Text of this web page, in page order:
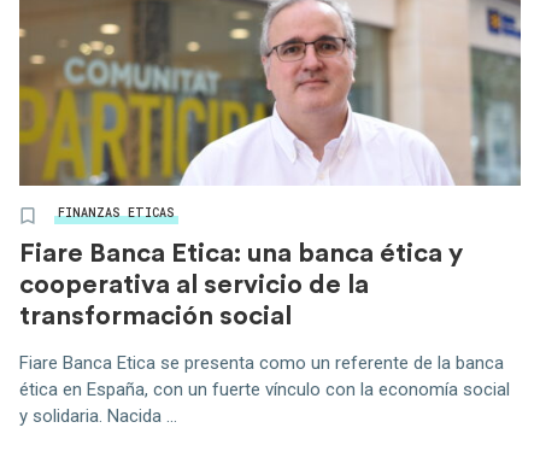
FINANZAS ETICAS
Fiare Banca Etica: una banca ética y
cooperativa al servicio de la
transformación social
Fiare Banca Etica se presenta como un referente de la banca
ética en España, con un fuerte vínculo con la economía social
y solidaria. Nacida ...